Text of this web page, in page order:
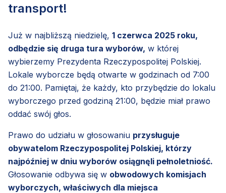
transport!
Już w najbliższą niedzielę, 1 czerwca 2025 roku,
odbędzie się druga tura wyborów, w której
wybierzemy Prezydenta Rzeczypospolitej Polskiej.
Lokale wyborcze będą otwarte w godzinach od 7:00
do 21:00. Pamiętaj, że każdy, kto przybędzie do lokalu
wyborczego przed godziną 21:00, będzie miał prawo
oddać swój głos.
Prawo do udziału w głosowaniu przysługuje
obywatelom Rzeczypospolitej Polskiej, którzy
najpóźniej w dniu wyborów osiągnęli pełnoletniość.
Głosowanie odbywa się w obwodowych komisjach
wyborczych, właściwych dla miejsca